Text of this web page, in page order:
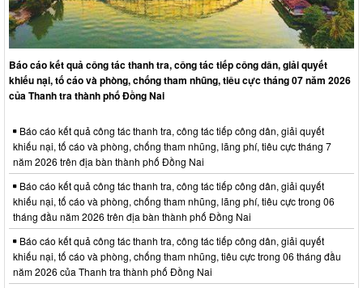
Báo cáo kết quả công tác thanh tra, công tác tiếp công dân, giải quyết
khiếu nại, tố cáo và phòng, chống tham nhũng, tiêu cực tháng 07 năm 2026
của Thanh tra thành phố Đồng Nai
Báo cáo kết quả công tác thanh tra, công tác tiếp công dân, giải quyết
khiếu nại, tố cáo và phòng, chống tham nhũng, lãng phí, tiêu cực tháng 7
năm 2026 trên địa bàn thành phố Đồng Nai
Báo cáo kết quả công tác thanh tra, công tác tiếp công dân, giải quyết
khiếu nại, tố cáo và phòng, chống tham nhũng, lãng phí, tiêu cực trong 06
tháng đầu năm 2026 trên địa bàn thành phố Đồng Nai
Báo cáo kết quả công tác thanh tra, công tác tiếp công dân, giải quyết
khiếu nại, tố cáo và phòng, chống tham nhũng, tiêu cực trong 06 tháng đầu
năm 2026 của Thanh tra thành phố Đồng Nai